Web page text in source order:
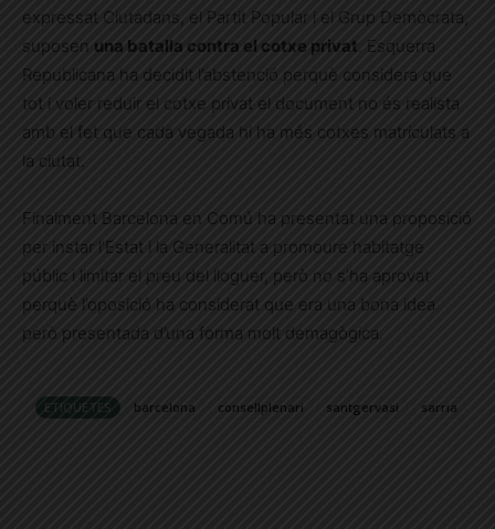
expressat Ciutadans, el Partit Popular i el Grup Demòcrata,
suposen una batalla contra el cotxe privat . Esquerra
Republicana ha decidit l’abstenció perquè considera que
tot i voler reduir el cotxe privat el document no és realista
amb el fet que cada vegada hi ha més cotxes matriculats a
la ciutat.
Finalment Barcelona en Comú ha presentat una proposició
per instar l’Estat i la Generalitat a promoure habitatge
públic i limitar el preu del lloguer, però no s’ha aprovat
perquè l’oposició ha considerat que era una bona idea
però presentada d’una forma molt demagògica.
ETIQUETES barcelona consellplenari santgervasi sarria